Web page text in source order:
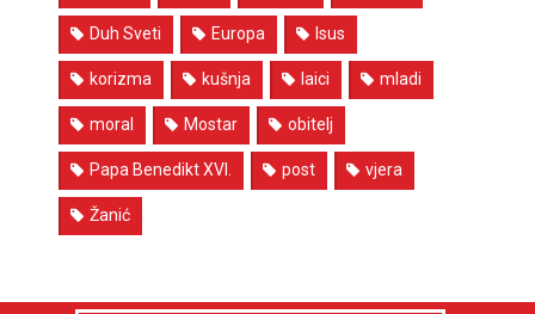
Duh Sveti Europa Isus
korizma kušnja laici mladi
moral Mostar obitelj
Papa Benedikt XVI. post vjera
Žanić